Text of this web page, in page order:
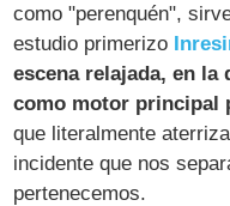
como "perenquén",
estudio primerizo
escena relajada, en
como motor principal
que literalmente
incidente que nos
pertenecemos.